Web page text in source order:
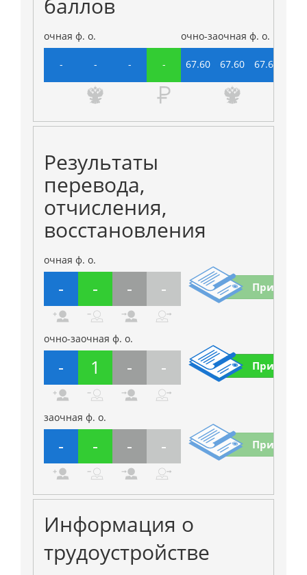
баллов
очная ф. о.
- - - -
очно-заочная ф. о.
67.60 67.60 67.60
Результаты
перевода,
отчисления,
восстановления
очная ф. о.
- - - - Приказы
очно-заочная ф. о.
- 1 - - Приказы
заочная ф. о.
- - - - Приказы
Информация о
трудоустройстве